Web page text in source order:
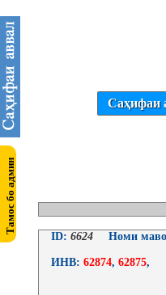
Саҳифаи
ID: 6624 Номи
ИНВ: 62874, 62875,